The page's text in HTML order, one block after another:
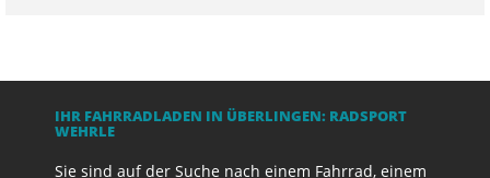
IHR FAHRRADLADEN IN ÜBERLINGEN: RADSPORT
WEHRLE
Sie sind auf der Suche nach einem Fahrrad, einem